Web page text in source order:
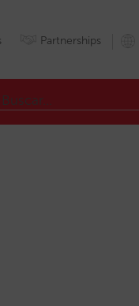
Partnerships